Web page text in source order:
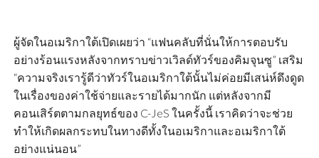
ผู้จัดในอเมริกาใต้เปิดเผยว่า “แฟนคลับที่นั่นให้การตอบรับ
อย่างร้อนแรงหลังจากทราบข่าวเวิลด์ทัวร์ของคิมจุนซู” เสริม
“ความจริงเรารู้ดีว่าทัวร์ในอเมริกาใต้นั้นไม่ค่อยมีเสน่ห์ดึงดูด
ในเรื่องของค่าใช้จ่ายและรายได้มากนัก แต่หลังจากมี
คอนเสิร์ตตามกลยุทธ์ของ C-JeS ในครั้งนี้ เราคิดว่าจะช่วย
ทำให้เกิดผลกระทบในทางดีทั้งในอเมริกาและอเมริกาใต้
อย่างแน่นอน”